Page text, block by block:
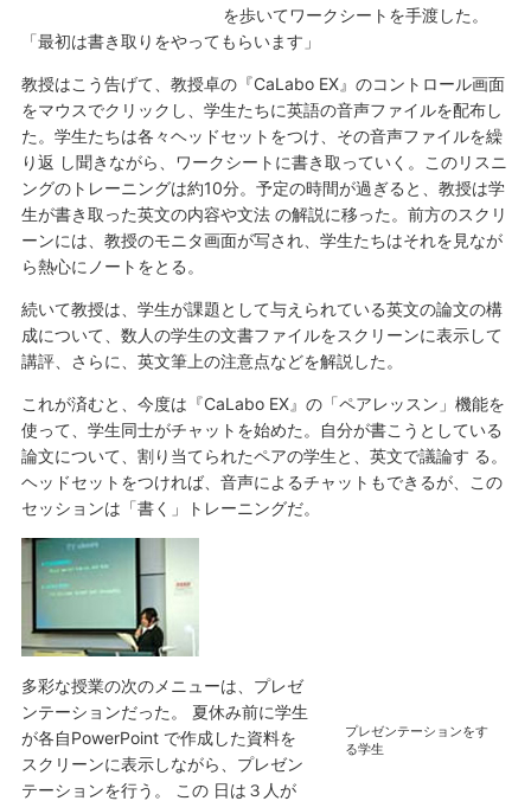
を歩いてワークシートを手渡した。
「最初は書き取りをやってもらいます」
教授はこう告げて、教授卓の『CaLabo EX』のコントロール画面
をマウスでクリックし、学生たちに英語の音声ファイルを配布し
た。学生たちは各々ヘッドセットをつけ、その音声ファイルを繰
り返 し聞きながら、ワークシートに書き取っていく。このリスニ
ングのトレーニングは約10分。予定の時間が過ぎると、教授は学
生が書き取った英文の内容や文法 の解説に移った。前方のスクリ
ーンには、教授のモニタ画面が写され、学生たちはそれを見なが
ら熱心にノートをとる。
続いて教授は、学生が課題として与えられている英文の論文の構
成について、数人の学生の文書ファイルをスクリーンに表示して
講評、さらに、英文筆上の注意点などを解説した。
これが済むと、今度は『CaLabo EX』の「ペアレッスン」機能を
使って、学生同士がチャットを始めた。自分が書こうとしている
論文について、割り当てられたペアの学生と、英文で議論す る。
ヘッドセットをつければ、音声によるチャットもできるが、この
セッションは「書く」トレーニングだ。
プレゼンテーションをす
る学生
多彩な授業の次のメニューは、プレゼ
ンテーションだった。 夏休み前に学生
が各自PowerPoint で作成した資料を
スクリーンに表示しながら、プレゼン
テーションを行う。 この 日は３人が